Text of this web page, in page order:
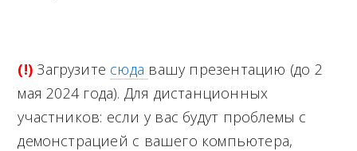
(!) Загрузите сюда вашу презентацию (до 2
мая 2024 года). Для дистанционных
участников: если у вас будут проблемы с
демонстрацией с вашего компьютера,